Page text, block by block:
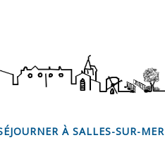
À SALLES-SUR-MER